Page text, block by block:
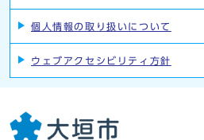
個人情報の取り扱いについて
ウェブアクセシビリティ方針